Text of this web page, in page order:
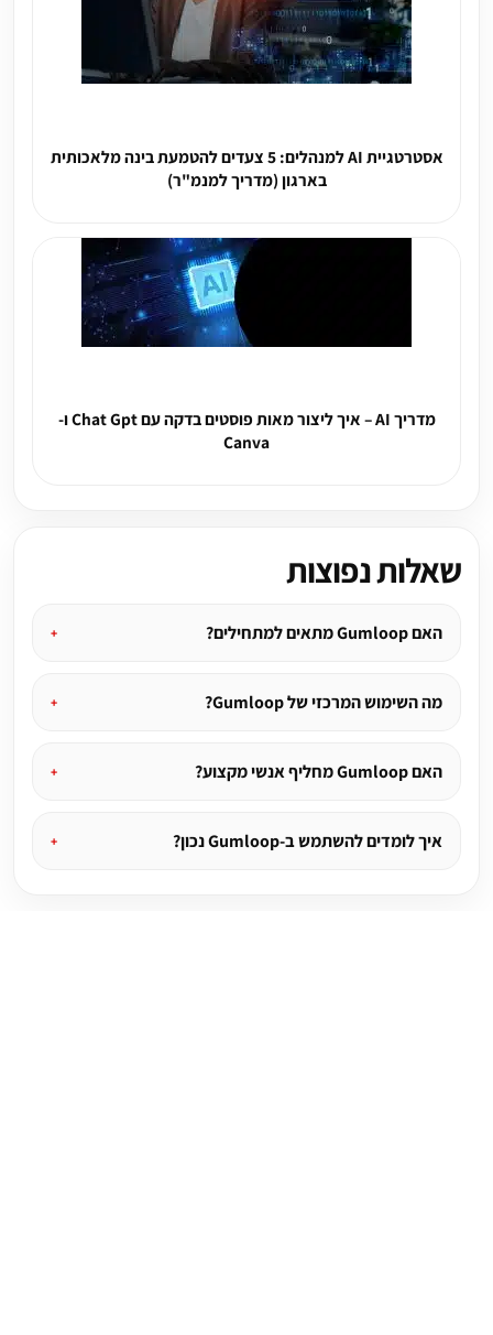
אסטרטגיית AI למנהלים: 5 צעדים להטמעת בינה מלאכותית
בארגון (מדריך למנמ"ר)
מדריך AI – איך ליצור מאות פוסטים בדקה עם Chat Gpt ו-
Canva
שאלות נפוצות
האם Gumloop מתאים למתחילים?
מה השימוש המרכזי של Gumloop?
האם Gumloop מחליף אנשי מקצוע?
איך לומדים להשתמש ב-Gumloop נכון?